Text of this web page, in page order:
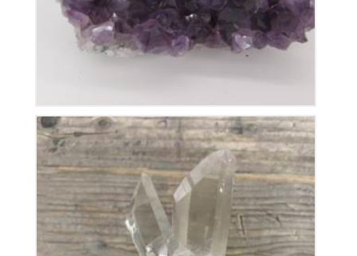
Cristal de Roche